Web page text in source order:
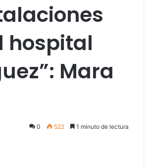
hospital
Mara
0 522 1 minuto de lectura